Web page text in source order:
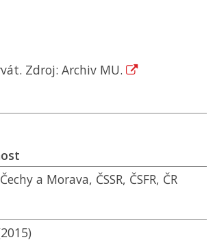
Zdroj: Archiv MU.
a Morava, ČSSR, ČSFR, ČR